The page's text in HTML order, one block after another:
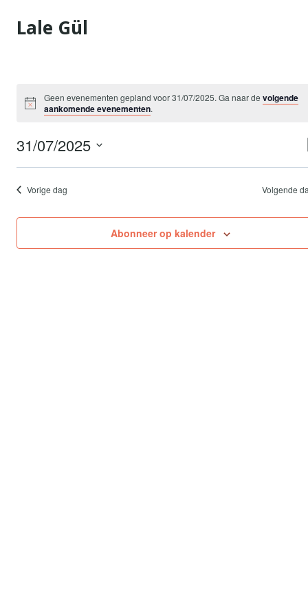
naarLale Gül
Geen evenementen gepland voor 31/07/2025. Ga naar devolgende
aankomende evenementen.
31/07/2025
Selecteer
datum.
Vorige dag Volgende
Abonneer op kalender